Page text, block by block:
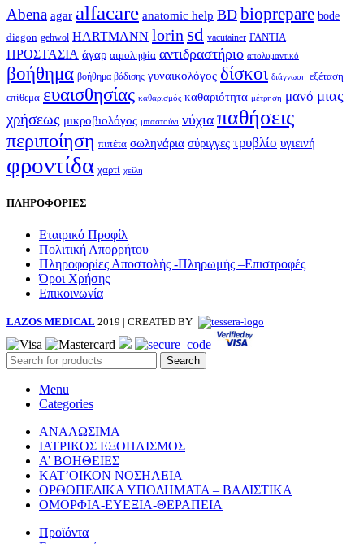
Abena agar alfacare anatomic help BD bioprepare bode
diagon gehwol HARTMANN lorin sd vacutainer ΓΑΝΤΙΑ
ΠΡΟΣΤΑΣΙΑ άγαρ αιμοληψία αντιδραστήριο απολυμαντικό
βοήθημα βοήθημα βάδισης γυναικολόγος δίσκοι διάγνωση εξέταση
επίθεμα ευαισθησίας καθαρισμός καθαριότητα μέτρηση μανό μιας
χρήσεως μικροβιολόγος μπαστούνι νύχια παθήσεις
περιποίηση πιπέτα σωληνάρια σύριγγες τρυβλίο υγιεινή
φροντίδα χαρτί χείλη
ΠΛΗΡΟΦΟΡΙΕΣ
Εταιρικό Προφίλ
Πολιτική Απορρήτου
Πληροφορίες Αποστολής -Πληρωμής –Επιστροφές
Όροι Χρήσης
Επικοινωνία
LAZOS MEDICAL 2019 | CREATED BY
Search
Menu
Categories
ΑΝΑΛΩΣΙΜΑ
ΙΑΤΡΙΚΟΣ ΕΞΟΠΛΙΣΜΟΣ
Α’ ΒΟΗΘΕΙΕΣ
ΚΑΤ’ΟΙΚΟΝ ΝΟΣΗΛΕΙΑ
ΟΡΘΟΠΕΔΙΚΑ ΥΠΟΔΗΜΑΤΑ – ΒΑΔΙΣΤΙΚΑ
ΟΜΟΡΦΙΑ-ΕΥΕΞΙΑ-ΘΕΡΑΠΕΙΑ
Προϊόντα